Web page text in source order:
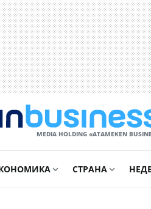
MEDIA HOLDING «ATAMEKЕN
СТРАНА